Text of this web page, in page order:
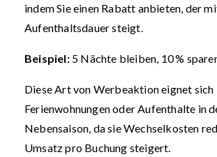
indem Sie einen Rabatt anbieten, der
Aufenthaltsdauer steigt.
Beispiel:5 Nächte bleiben, 10 %
Diese Art von Werbeaktion eignet sich
Ferienwohnungen oder Aufenthalte in
Nebensaison, da sie Wechselkosten
Umsatz pro Buchung steigert.